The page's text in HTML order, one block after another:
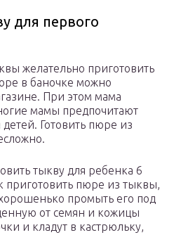
для первого
желательно приготовить
в баночке можно
При этом мама
мамы предпочитают
Готовить пюре из
тыкву для ребенка 6
приготовить пюре из тыквы,
промыть его под
от семян и кожицы
и кладут в кастрюльку,